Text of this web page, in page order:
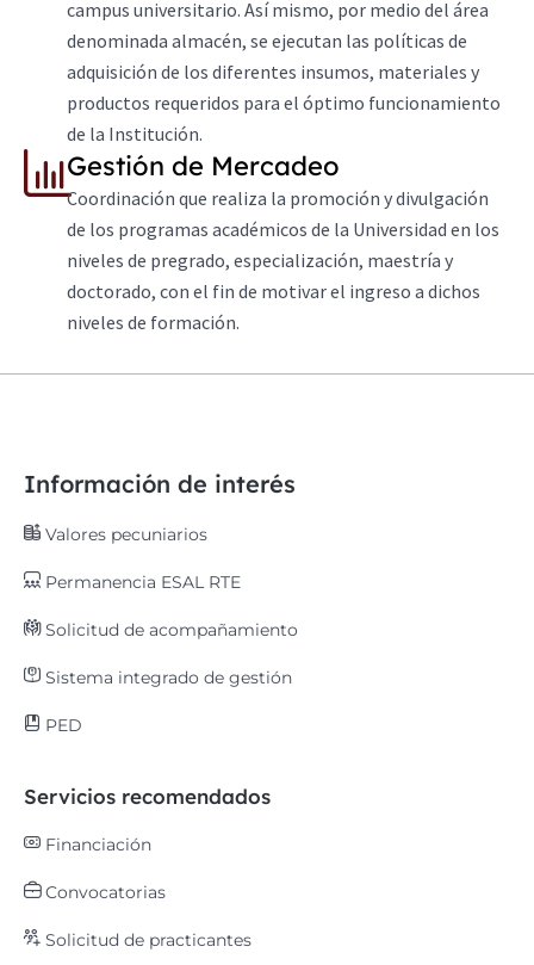
campus universitario. Así mismo, por medio del área
denominada almacén, se ejecutan las políticas de
adquisición de los diferentes insumos, materiales y
productos requeridos para el óptimo funcionamiento
de la Institución.
Gestión de Mercadeo
Coordinación que realiza la promoción y divulgación
de los programas académicos de la Universidad en los
niveles de pregrado, especialización, maestría y
doctorado, con el fin de motivar el ingreso a dichos
niveles de formación.
Información de interés
Valores pecuniarios
Permanencia ESAL RTE
Solicitud de acompañamiento
Sistema integrado de gestión
PED
Servicios recomendados
Financiación
Convocatorias
Solicitud de practicantes